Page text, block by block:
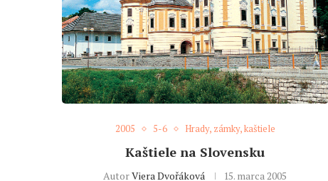
2005 5-6 Hrady, zámky, kaštiele
Kaštiele na Slovensku
AutorViera Dvořáková 15. marca 2005